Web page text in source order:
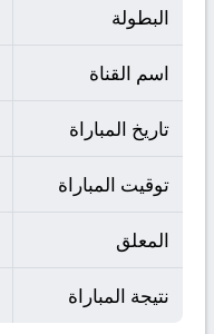
البطولة
اسم القناة
تاريخ المباراة
توقيت المباراة
المعلق
نتيجة المباراة